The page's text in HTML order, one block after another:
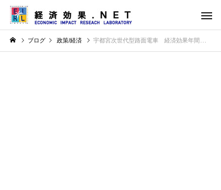
ブログ 政策/経済 宇都宮次世代型路面電車 経済効果年間約40億円